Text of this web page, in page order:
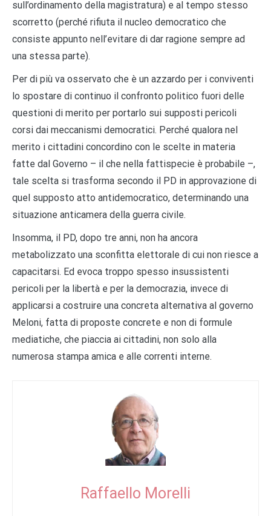
sull’ordinamento della magistratura) e al tempo stesso
scorretto (perché rifiuta il nucleo democratico che
consiste appunto nell’evitare di dar ragione sempre ad
una stessa parte).
Per di più va osservato che è un azzardo per i conviventi
lo spostare di continuo il confronto politico fuori delle
questioni di merito per portarlo sui supposti pericoli
corsi dai meccanismi democratici. Perché qualora nel
merito i cittadini concordino con le scelte in materia
fatte dal Governo – il che nella fattispecie è probabile –,
tale scelta si trasforma secondo il PD in approvazione di
quel supposto atto antidemocratico, determinando una
situazione anticamera della guerra civile.
Insomma, il PD, dopo tre anni, non ha ancora
metabolizzato una sconfitta elettorale di cui non riesce a
capacitarsi. Ed evoca troppo spesso insussistenti
pericoli per la libertà e per la democrazia, invece di
applicarsi a costruire una concreta alternativa al governo
Meloni, fatta di proposte concrete e non di formule
mediatiche, che piaccia ai cittadini, non solo alla
numerosa stampa amica e alle correnti interne.
Raffaello Morelli